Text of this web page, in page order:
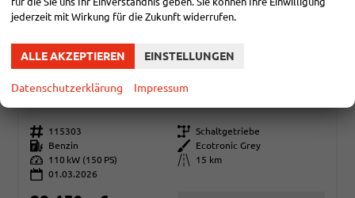
HYUNDAI TUCSON
Fahrzeugnr. 115303 Getriebe Schaltgetriebe
Kraftstoff
Benzin Außenfarbe
Ecotronic Grey
Leistung
110 kW (150 PS) Kilometerstand
15 km
01.03.2026
jederzeit mit Wirkung für die Zukunft widerrufen.
ALLE AKZEPTIEREN EINSTELLUNGEN
Datenschutzerklärung Impressum